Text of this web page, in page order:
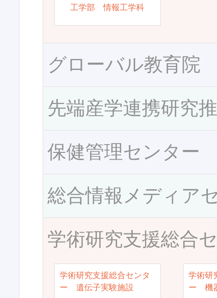
工学部 情報工学科
グローバル教育院
先端産学連携研究
保健管理センター
総合情報メディア
学術研究支援総合
学術研究支援総合センタ
ー 遺伝子実験施設
学術研
ー 機